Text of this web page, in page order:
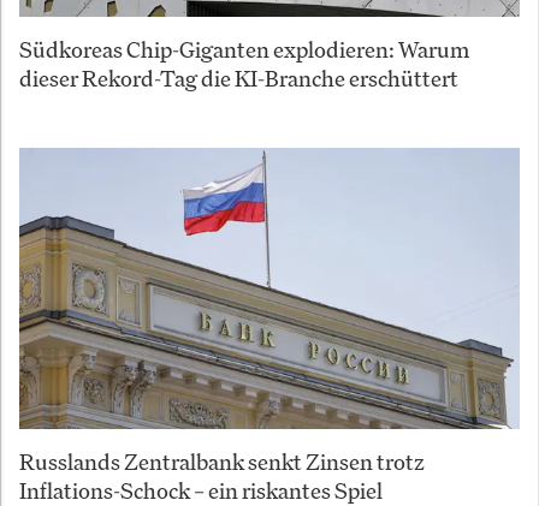
Südkoreas Chip-Giganten explodieren: Warum
dieser Rekord-Tag die KI-Branche erschüttert
Russlands Zentralbank senkt Zinsen trotz
Inflations-Schock – ein riskantes Spiel